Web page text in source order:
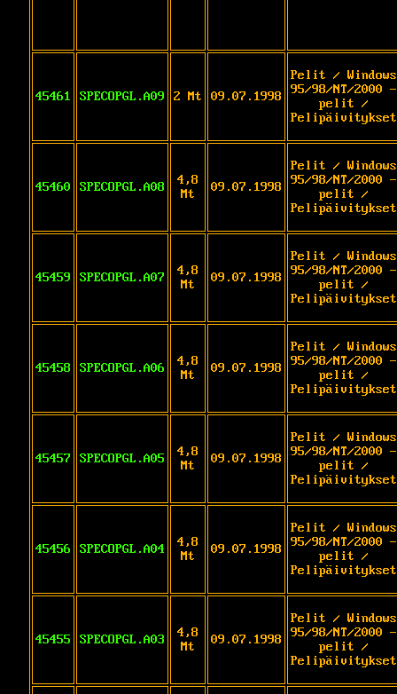
45461 SPECOPGL.A09 2 Mt 09.07.1998
Pelit / Windows
95/98/NT/2000 -
pelit /
Pelipäivitykset
45460 SPECOPGL.A08
4,8
Mt
09.07.1998
Pelit / Windows
95/98/NT/2000 -
pelit /
Pelipäivitykset
45459 SPECOPGL.A07
4,8
Mt
09.07.1998
Pelit / Windows
95/98/NT/2000 -
pelit /
Pelipäivitykset
45458 SPECOPGL.A06
4,8
Mt
09.07.1998
Pelit / Windows
95/98/NT/2000 -
pelit /
Pelipäivitykset
45457 SPECOPGL.A05
4,8
Mt
09.07.1998
Pelit / Windows
95/98/NT/2000 -
pelit /
Pelipäivitykset
45456 SPECOPGL.A04
4,8
Mt
09.07.1998
Pelit / Windows
95/98/NT/2000 -
pelit /
Pelipäivitykset
45455 SPECOPGL.A03
4,8
Mt
09.07.1998
Pelit / Windows
95/98/NT/2000 -
pelit /
Pelipäivitykset